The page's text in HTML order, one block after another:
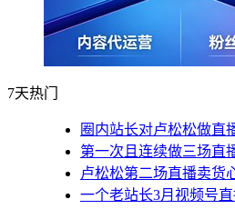
7天热门
圈内站长对卢松松做直
第一次且连续做三场直
卢松松第二场直播卖货
一个老站长3月视频号